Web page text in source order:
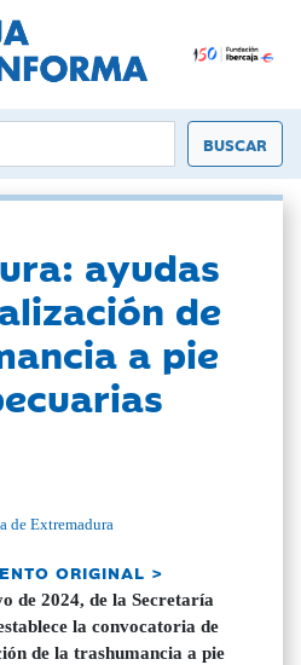
ayudas
de
a pie
de Extremadura
ORIGINAL >
de 2024, de la Secretaría
la convocatoria de
de la trashumancia a pie